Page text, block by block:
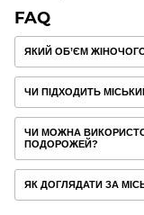
FAQ
ЯКИЙ ОБ’ЄМ
ЧИ ПІДХОДИТЬ
ЧИ МОЖНА
ПОДОРОЖЕЙ?
ЯК ДОГЛЯДАТИ ЗА